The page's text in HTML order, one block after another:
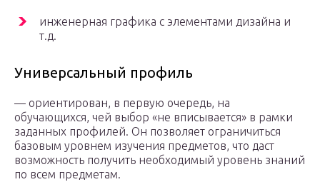
инженерная графика с элементами дизайна и
т.д.
Универсальный профиль
— ориентирован, в первую очередь, на
обучающихся, чей выбор «не вписывается» в рамки
заданных профилей. Он позволяет ограничиться
базовым уровнем изучения предметов, что даст
возможность получить необходимый уровень знаний
по всем предметам.